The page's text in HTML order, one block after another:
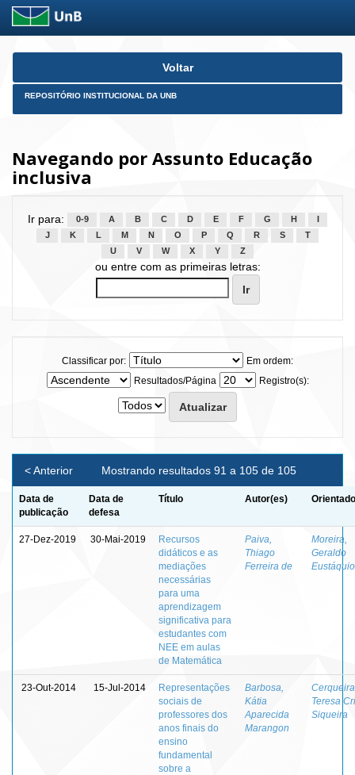
Skip
Voltar
REPOSITÓRIO INSTITUCIONAL DA UNB
Navegando por Assunto Educação
inclusiva
Ir para: 0-9 A B C D E F G H
J
K L M N O P Q R S
T
U
V W X Y Z
ou entre com as primeiras letras:
Classificar por:
Em ordem:
Resultados/Página
Registro(s):
Mostrando resultados 91 a 105 de 105
< Anterior
Data de
publicação
Data de
defesa
Título Autor(es)
27-Dez-2019 30-Mai-2019
Recursos
didáticos e as
mediações
necessárias
para uma
aprendizagem
significativa para
estudantes com
NEE em aulas
de Matemática
Paiva,
Thiago
Ferreira de
Moreira,
Geraldo
Eustáquio
23-Out-2014 15-Jul-2014
Representações
sociais de
professores dos
anos finais do
ensino
fundamental
sobre a
Barbosa,
Kátia
Aparecida
Marangon
Teresa
Siqueira